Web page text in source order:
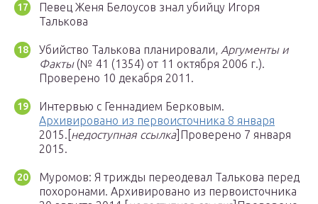
Певец Женя Белоусов знал убийцу Игоря
Талькова
Убийство Талькова планировали, Аргументы и
Факты(№ 41 (1354) от 11 октября 2006 г.).
Проверено 10 декабря 2011.
Интервью с Геннадием Берковым.
Архивировано из первоисточника 8 января
2015. недоступная ссылка] Проверено 7 января
2015.
Муромов: Я трижды переодевал Талькова перед
похоронами. Архивировано из первоисточника